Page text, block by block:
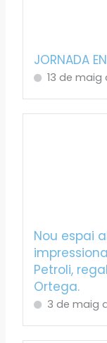
JORNADA
13 de maig
Nou espai
Petroli,
Ortega.
3 de maig